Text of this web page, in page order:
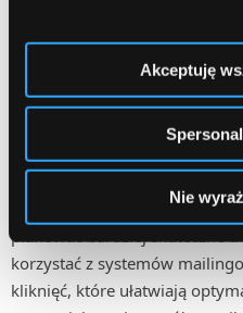
Akceptuję
Nie
zestawem narzędzi są
Search Console.Dzięki nim
generują ruch, które
w jaki sposób użytkownicy
Dużym wsparciem są
identyfikować tematy z
planować bardziej skuteczne
korzystać z systemów
kliknięć, które ułatwiają